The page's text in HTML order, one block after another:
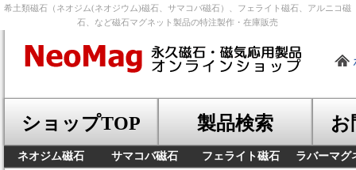
希土類磁石（ネオジム(ネオジウム)磁石、サマコバ磁石）、フェライト磁石、アルニコ磁
石、など磁石マグネット製品の特注製作・在庫販売
ショップTOP 製品検索 お
ネオジム磁石 サマコバ磁石 フェライト磁石 ラバーマグ